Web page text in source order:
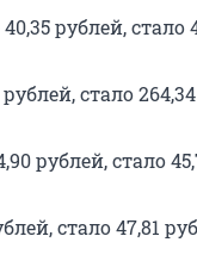
рублей, стало
стало
рублей, стало
стало 47,81